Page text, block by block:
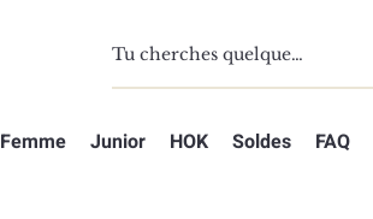
Femme Junior HOK Soldes FAQ